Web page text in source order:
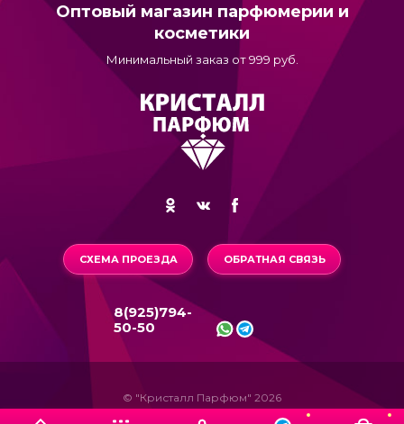
Оптовый магазин парфюмерии и
косметики
Минимальный заказ от 999 руб.
СХЕМА ПРОЕЗДА ОБРАТНАЯ СВЯЗЬ
8(925)794-
50-50
© "Кристалл Парфюм" 2026